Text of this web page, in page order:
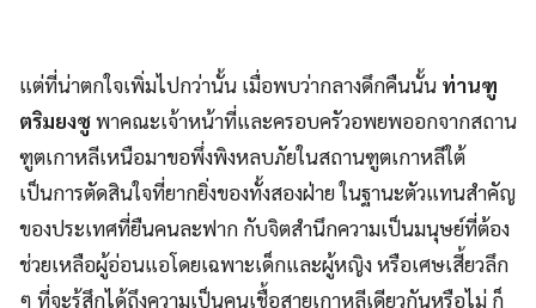
แต่ที่น่าตกใจเพิ่มไปกว่านั้น เมื่อพบว่ากลางดึกคืนนั้น ท่านฑู
ตริมยงซูพาคณะเจ้าหน้าที่และครอบครัวอพยพออกจากสถาน
ฑูตเกาหลีเหนือมาขอพึ่งพิงหลบภัยในสถานฑูตเกาหลีใต้
เป็นการตัดสินใจที่ยากยิ่งของทั้งสองฝ่าย ในฐานะตัวแทนสำคัญ
ของประเทศที่ยืนคนละฟาก กับจิตสำนึกความเป็นมนุษย์ที่ต้อง
ช่วยเหลือผู้อ่อนแอโดยเฉพาะเด็กและผู้หญิง หรือเศษเสี้ยวลึก
ๆ ที่จะรู้สึกได้ถึงความเป็นคนเชื้อสายเกาหลีเดียวกันหรือไม่ ก็